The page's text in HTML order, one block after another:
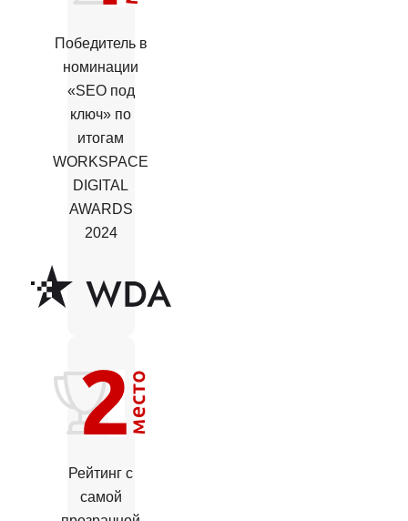
Победитель в
номинации
«SEO под
ключ» по
итогам
WORKSPACE
DIGITAL
AWARDS
2024
Рейтинг с
самой